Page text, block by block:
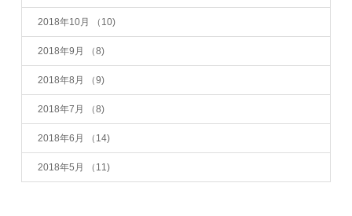
2018年10月 （10)
2018年9月 （8)
2018年8月 （9)
2018年7月 （8)
2018年6月 （14)
2018年5月 （11)